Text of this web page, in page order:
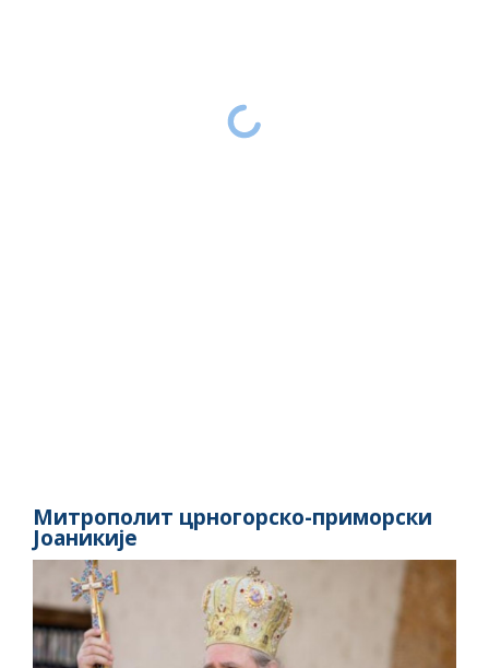
Митрополит црногорско-приморски
Јоаникије